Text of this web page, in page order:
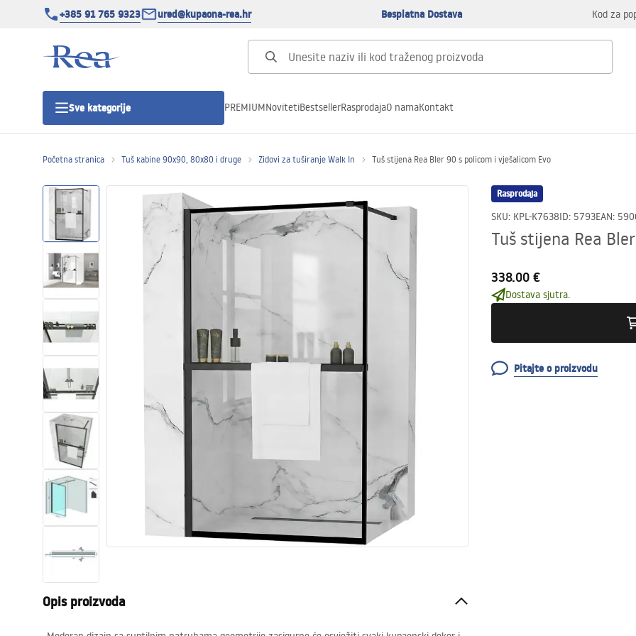
+385 91 765 9323 ured@kupaona-rea.hr Besplatna Dostava Kod za
Sve kategorije
Tuš vrata
Tuš kade
Linearni odvodi
Zahodi, toaleti
Umivaonici
Kade i paravani
Miješalice, pipe, slavine
Tuševi
PREMIUMNovitetiBestsellerRasprodajaO namaKontakt
Početna stranica Tuš kabine 90x90, 80x80 i druge Zidovi za tuširanje Walk In Tuš stijena Rea Bler 90 s policom i vješalicom Evo
Rasprodaja
SKU: KPL-K7638ID: 5793EAN:
Tuš stijena Rea
338.00 €
Dostava sjutra.
Pitajte o proizvodu
Opis proizvoda